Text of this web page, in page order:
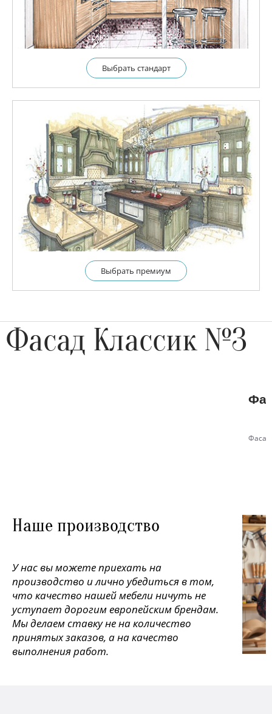
Выбрать cтандарт
Выбрать премиум
Фасад Классик №3
Наше производство
У нас вы можете приехать на
производство и лично убедиться в том,
что качество нашей мебели ничуть не
уступает дорогим европейским брендам.
Мы делаем ставку не на количество
принятых заказов, а на качество
выполнения работ.